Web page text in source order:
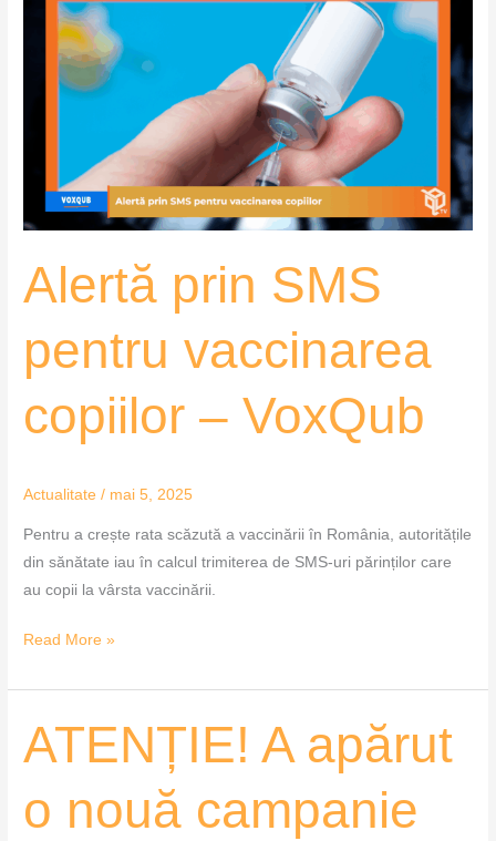
Alertă prin SMS
pentru vaccinarea
copiilor – VoxQub
Actualitate / mai 5, 2025
Pentru a crește rata scăzută a vaccinării în România, autoritățile
din sănătate iau în calcul trimiterea de SMS-uri părinților care
au copii la vârsta vaccinării.
pentru
vaccinarea
VoxQub
Read More »
ATENȚIE! A apărut
o nouă campanie
ATENȚIE!
A
o